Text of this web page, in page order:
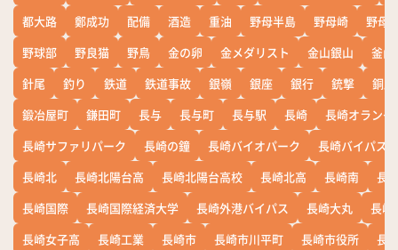
都大路
鄭成功 配備 酒造 重油 野母半島 野母崎
野母
野球部
野良猫 野鳥 金の卵 金メダリスト 金山銀山
釜山
針尾
釣り 鉄道 鉄道事故 銀嶺 銀座 銀行 銃撃
銅座
鍛冶屋町
鎌田町 長与 長与町 長与駅 長崎
長崎オランダ
長崎サファリパーク
長崎の鐘 長崎バイオパーク
長崎バイパス
長崎北
長崎北陽台高 長崎北陽台高校 長崎北高 長崎南
長
長崎国際
長崎国際経済大学 長崎外港バイパス 長崎大丸
長崎
長崎女子高
長崎工業 長崎市 長崎市川平町 長崎市役所
長